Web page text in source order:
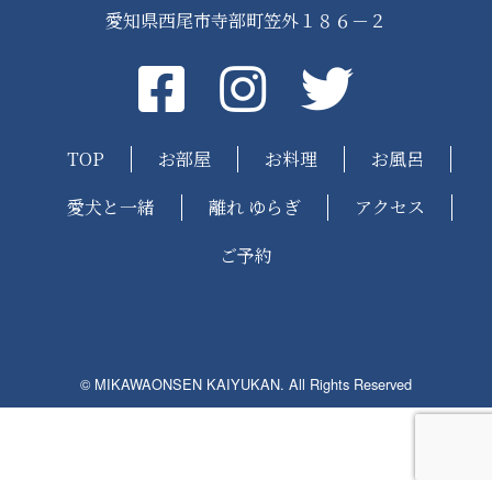
愛知県西尾市寺部町笠外１８６－２
FacebookinstagramTwitter
TOP お部屋 お料理
お風呂
愛犬と一緒
離れ ゆらぎ
アクセス
ご予約
© MIKAWAONSEN KAIYUKAN. All Rights Reserved